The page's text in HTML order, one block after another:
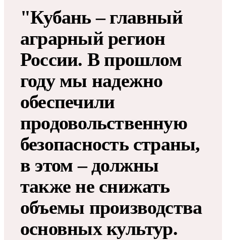
"Кубань – главный
аграрный регион
России. В прошлом
году мы надежно
обеспечили
продовольственную
безопасность страны,
в этом – должны
также не снижать
объемы производства
основных культур.